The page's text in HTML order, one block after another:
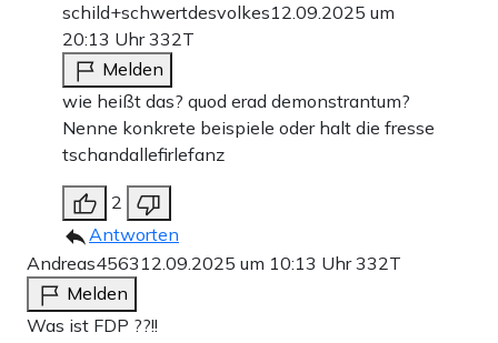
schild+schwertdesvolkes12.09.2025 um
20:13 Uhr332T
Melden
wie heißt das? quod erad demonstrantum?
Nenne konkrete beispiele oder halt die fresse
tschandallefirlefanz
2
Antworten
Andreas4563 12.09.2025 um 10:13 Uhr332T
Melden
Was ist FDP ??!!